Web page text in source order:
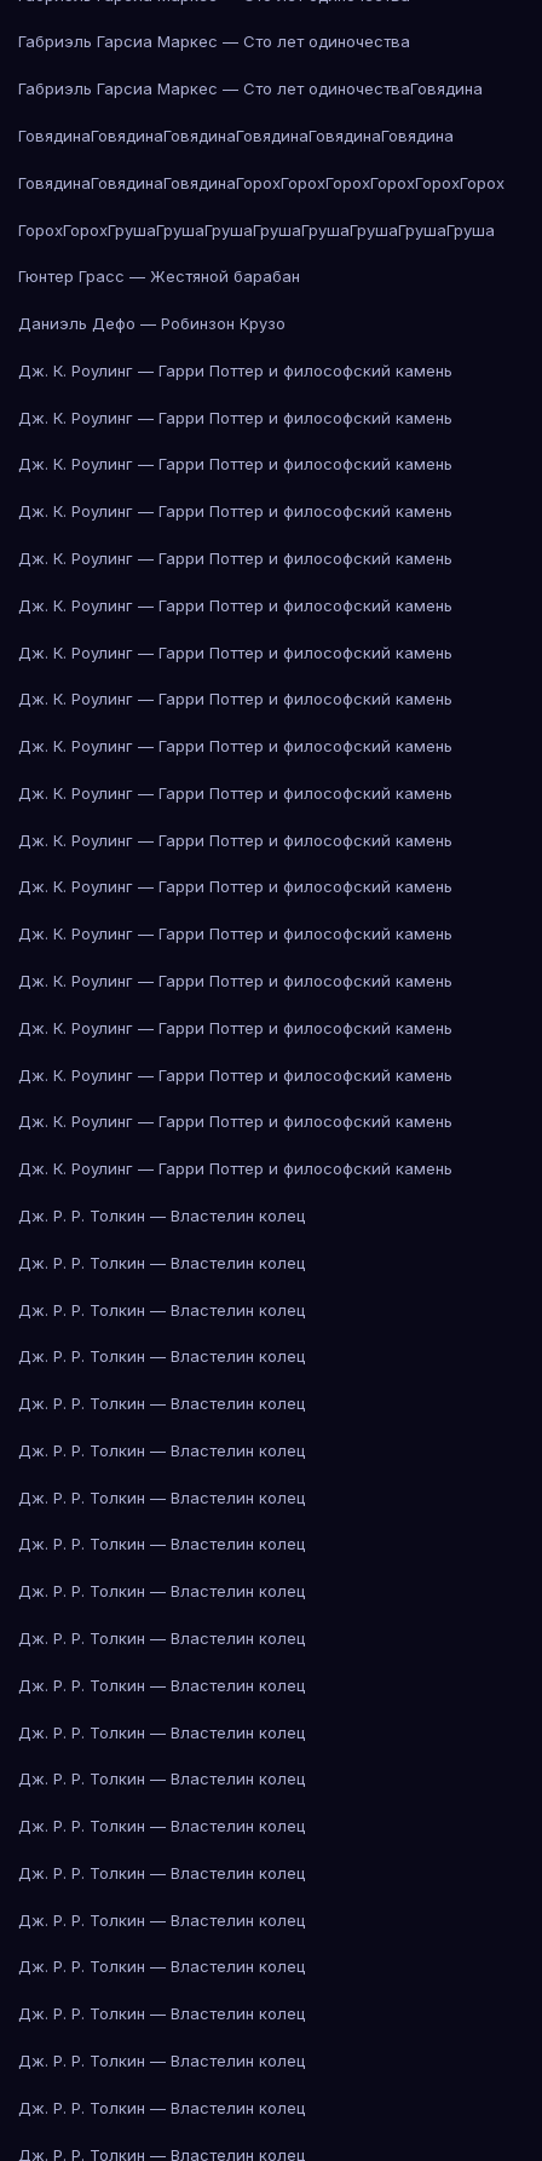
Габриэль Гарсиа Маркес — Сто лет одиночества
Габриэль Гарсиа Маркес — Сто лет одиночестваГовядина
ГовядинаГовядинаГовядинаГовядинаГовядинаГовядина
ГовядинаГовядинаГовядинаГорохГорохГорохГорохГорохГорох
ГорохГорохГрушаГрушаГрушаГрушаГрушаГрушаГрушаГруша
Гюнтер Грасс — Жестяной барабан
Даниэль Дефо — Робинзон Крузо
Дж. К. Роулинг — Гарри Поттер и философский камень
Дж. К. Роулинг — Гарри Поттер и философский камень
Дж. К. Роулинг — Гарри Поттер и философский камень
Дж. К. Роулинг — Гарри Поттер и философский камень
Дж. К. Роулинг — Гарри Поттер и философский камень
Дж. К. Роулинг — Гарри Поттер и философский камень
Дж. К. Роулинг — Гарри Поттер и философский камень
Дж. К. Роулинг — Гарри Поттер и философский камень
Дж. К. Роулинг — Гарри Поттер и философский камень
Дж. К. Роулинг — Гарри Поттер и философский камень
Дж. К. Роулинг — Гарри Поттер и философский камень
Дж. К. Роулинг — Гарри Поттер и философский камень
Дж. К. Роулинг — Гарри Поттер и философский камень
Дж. К. Роулинг — Гарри Поттер и философский камень
Дж. К. Роулинг — Гарри Поттер и философский камень
Дж. К. Роулинг — Гарри Поттер и философский камень
Дж. К. Роулинг — Гарри Поттер и философский камень
Дж. К. Роулинг — Гарри Поттер и философский камень
Дж. Р. Р. Толкин — Властелин колец
Дж. Р. Р. Толкин — Властелин колец
Дж. Р. Р. Толкин — Властелин колец
Дж. Р. Р. Толкин — Властелин колец
Дж. Р. Р. Толкин — Властелин колец
Дж. Р. Р. Толкин — Властелин колец
Дж. Р. Р. Толкин — Властелин колец
Дж. Р. Р. Толкин — Властелин колец
Дж. Р. Р. Толкин — Властелин колец
Дж. Р. Р. Толкин — Властелин колец
Дж. Р. Р. Толкин — Властелин колец
Дж. Р. Р. Толкин — Властелин колец
Дж. Р. Р. Толкин — Властелин колец
Дж. Р. Р. Толкин — Властелин колец
Дж. Р. Р. Толкин — Властелин колец
Дж. Р. Р. Толкин — Властелин колец
Дж. Р. Р. Толкин — Властелин колец
Дж. Р. Р. Толкин — Властелин колец
Дж. Р. Р. Толкин — Властелин колец
Дж. Р. Р. Толкин — Властелин колец
Дж. Р. Р. Толкин — Властелин колец